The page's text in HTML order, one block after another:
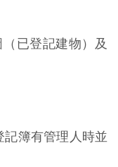
已登記建物）及
記簿有管理人時並